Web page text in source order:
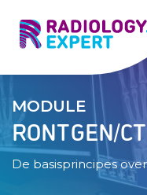
MODULE
RONTGEN/
De basisprincipes